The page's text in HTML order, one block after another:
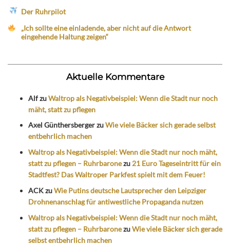
Der Ruhrpilot
„Ich sollte eine einladende, aber nicht auf die Antwort
eingehende Haltung zeigen“
Aktuelle Kommentare
AlfzuWaltrop als Negativbeispiel: Wenn die Stadt nur noch
mäht, statt zu pflegen
Axel GünthersbergerzuWie viele Bäcker sich gerade selbst
entbehrlich machen
Waltrop als Negativbeispiel: Wenn die Stadt nur noch mäht,
statt zu pflegen – Ruhrbaronezu 21 Euro Tageseintritt für ein
Stadtfest? Das Waltroper Parkfest spielt mit dem Feuer!
ACKzuWie Putins deutsche Lautsprecher den Leipziger
Drohnenanschlag für antiwestliche Propaganda nutzen
Waltrop als Negativbeispiel: Wenn die Stadt nur noch mäht,
statt zu pflegen – RuhrbaronezuWie viele Bäcker sich gerade
selbst entbehrlich machen